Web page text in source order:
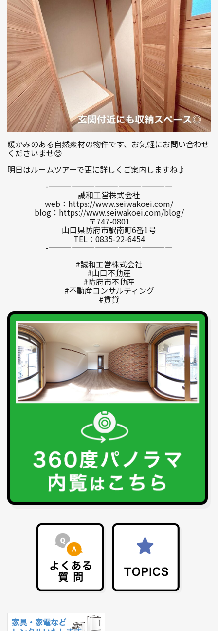
暖かみのある自然素材の物件です、お気軽にお問い合わせ
くださいませ😊
明日はルームツアーで更に詳しくご案内しますね♪
-————————————————
誠和工営株式会社
web：https://www.seiwakoei.com/
blog：https://www.seiwakoei.com/blog/
〒747-0801
山口県防府市駅南町6番1号
TEL：0835-22-6454
-————————————————
#誠和工営株式会社
#山口不動産
#防府市不動産
#不動産コンサルティング
#賃貸